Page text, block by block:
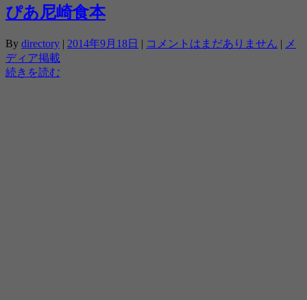
ぴあ尼崎食本
By directory | 2014年9月18日 | コメントはまだありません | メ
ディア掲載
続きを読む